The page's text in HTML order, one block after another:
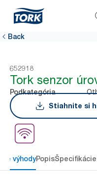
Back
652918
Tork senzor
Podkategória
Stiahnite si
výhodyPopis